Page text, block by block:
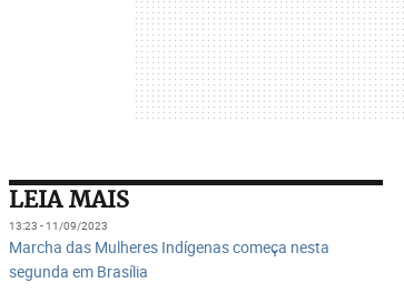
LEIA MAIS
13:23 - 11/09/2023
Marcha das Mulheres Indígenas começa nesta
segunda em Brasília